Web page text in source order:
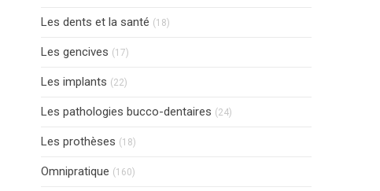
Les dents et la santé (18)
Les gencives (17)
Les implants (22)
Les pathologies bucco-dentaires (24)
Les prothèses (18)
Omnipratique (160)